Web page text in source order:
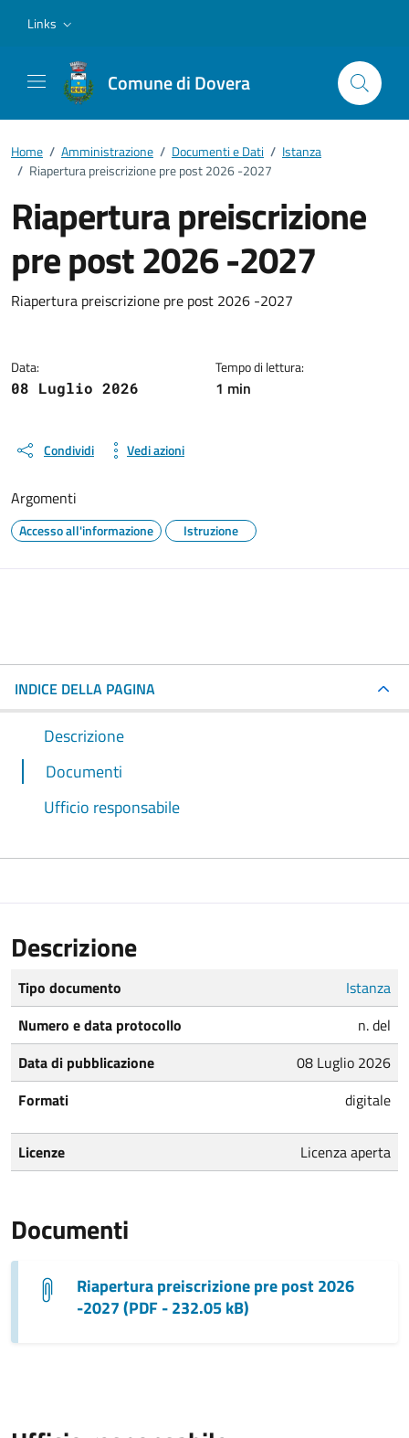
Links
Comune di Dovera
Home / Amministrazione / Documenti e Dati / Istanza
/ Riapertura preiscrizione pre post 2026 -2027
Riapertura preiscrizione
pre post 2026 -2027
Dettagli del documento
Riapertura preiscrizione pre post 2026 -2027
Data:
08 Luglio 2026
Tempo di lettura:
1 min
Condividi Vedi azioni
Argomenti
Accesso all'informazione Istruzione
INDICE DELLA PAGINA
Descrizione
Documenti
Ufficio responsabile
Descrizione
Tipo documento
Istanza
Numero e data protocollo
n. del
Data di pubblicazione
08 Luglio 2026
Formati
digitale
Licenze Licenza aperta
Documenti
Riapertura preiscrizione pre post 2026
-2027 (PDF - 232.05 kB)